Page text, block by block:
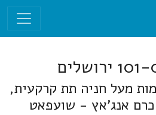
חדש בן 6 קומות מעל חניה תת קרקעית,
אנג'אץ - שועפאט